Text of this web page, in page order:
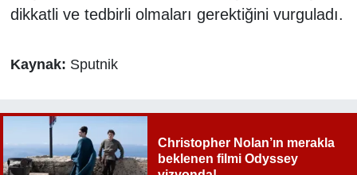
dikkatli ve tedbirli olmaları gerektiğini vurguladı.
Kaynak: Sputnik
Christopher Nolan’ın merakla
beklenen filmi Odyssey